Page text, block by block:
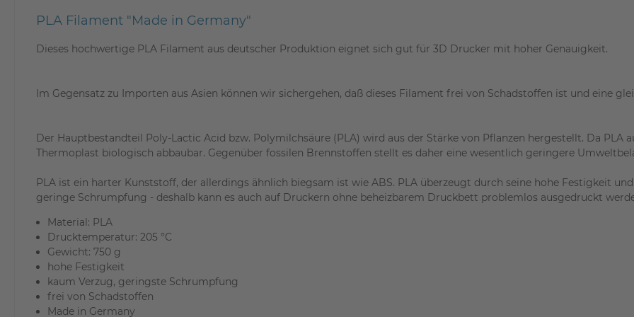
PLA Filament "Made in Germany"
Dieses hochwertige PLA Filament aus deutscher Produktion eignet sich gut für 3D Drucker mit hoher Genauigkeit.
Im Gegensatz zu Importen aus Asien können wir sichergehen, daß dieses Filament frei von Schadstoffen ist und eine
Der Hauptbestandteil Poly-Lactic Acid bzw. Polymilchsäure (PLA) wird aus der Stärke von Pflanzen hergestellt. Da PLA
Thermoplast biologisch abbaubar. Gegenüber fossilen Brennstoffen stellt es daher eine wesentlich geringere
PLA ist ein harter Kunststoff, der allerdings ähnlich biegsam ist wie ABS. PLA überzeugt durch seine hohe Festigkeit
geringe Schrumpfung - deshalb kann es auch auf Druckern ohne beheizbarem Druckbett problemlos ausgedruckt
Material: PLA
Drucktemperatur: 205 °C
Gewicht: 750 g
hohe Festigkeit
kaum Verzug, geringste Schrumpfung
frei von Schadstoffen
Made in Germany